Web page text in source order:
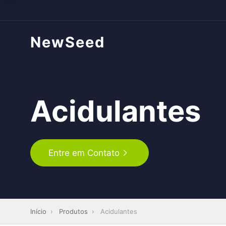
NewSeed
Acidulantes
Entre em Contato
Início › Produtos › Acidulantes